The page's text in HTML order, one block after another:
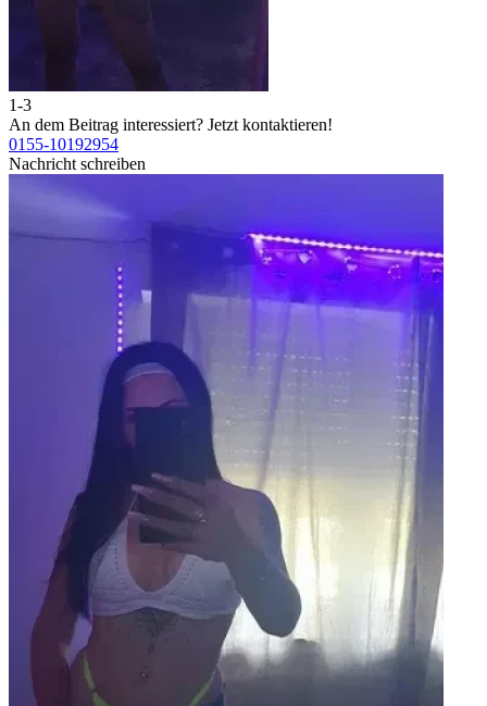
1-3
An dem Beitrag interessiert? Jetzt kontaktieren!
0155-10192954
Nachricht schreiben